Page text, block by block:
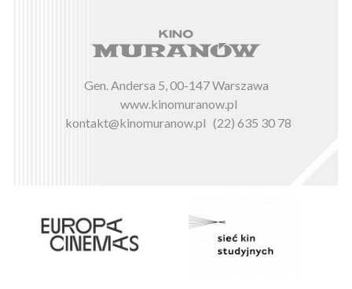
Gen. Andersa 5, 00-147 Warszawa
www.kinomuranow.pl
kontakt@kinomuranow.pl (22) 635 30 78